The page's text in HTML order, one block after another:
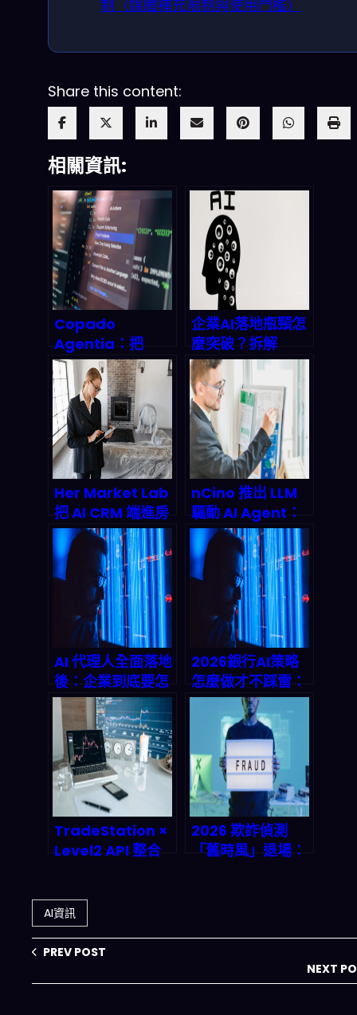
制（媒體補充限制與使用門檻）
Share this content:
相關資訊:
Copado
Agentia：把
Salesforce
DevOps 直接變成
「語境感知」
AgentOps，
2026 會衝到什麼
規模？
企業AI落地瓶頸怎
麼突破？拆解
2026年從實驗到
規模化部署的五大
關鍵支柱
Her Market Lab
把 AI CRM 端進房
仲日常：2026 房
地產成交流程怎麼
被「自動化互動＋
個人化推薦」重
寫？
nCino 推出 LLM
驅動 AI Agent：
貸款審批從「數
天」縮到「數小
時」，2026 金融
自動化會怎麼改
寫？
AI 代理人全面落地
後：企業到底要怎
麼把「基礎設施安
全」拉到等級—零
信任、供應鏈與模
型監控一次講清楚
2026銀行AI策略
怎麼做才不踩雷：
BofA
CoherentAI的人
在迴圈、合規自動
化與資料治理全拆
解
TradeStation ×
Level2 API 整合
2026 年投資者生
態
2026 欺詐偵測
「舊時風」退場：
AI資訊
PREV POST
NEXT